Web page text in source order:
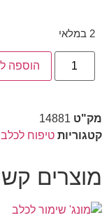
2 במלאי
הוספה
מק"ט 14881
קטגוריות טיפוח
מוצרים